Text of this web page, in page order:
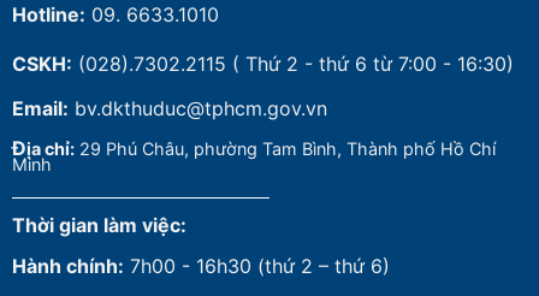
Hotline: 09. 6633.1010
CSKH: (028).7302.2115 ( Thứ 2 - thứ 6 từ 7:00 - 16:30)
Email: bv.dkthuduc@tphcm.gov.vn
Địa chỉ: 29 Phú Châu, phường Tam Bình, Thành phố Hồ Chí
Minh
Thời gian làm việc:
Hành chính: 7h00 - 16h30 (thứ 2 – thứ 6)